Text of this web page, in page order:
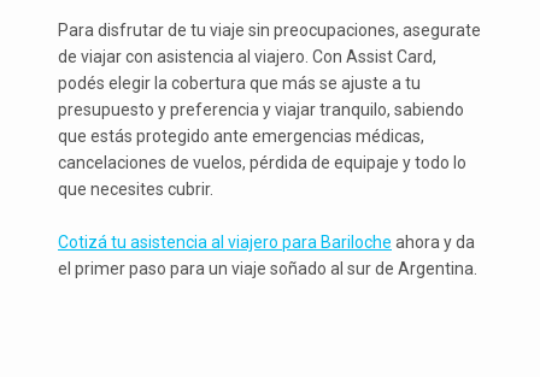
Para disfrutar de tu viaje sin preocupaciones, asegurate
de viajar con asistencia al viajero. Con Assist Card,
podés elegir la cobertura que más se ajuste a tu
presupuesto y preferencia y viajar tranquilo, sabiendo
que estás protegido ante emergencias médicas,
cancelaciones de vuelos, pérdida de equipaje y todo lo
que necesites cubrir.
Cotizá tu asistencia al viajero para Bariloche ahora y da
el primer paso para un viaje soñado al sur de Argentina.